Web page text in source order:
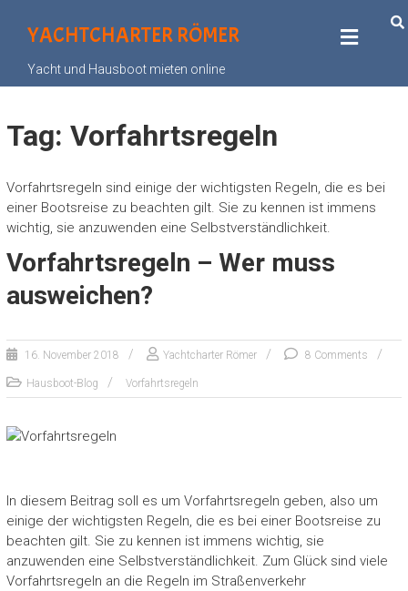
YACHTCHARTER RÖMER
Yacht und Hausboot mieten online
Tag: Vorfahrtsregeln
Vorfahrtsregeln sind einige der wichtigsten Regeln, die es bei
einer Bootsreise zu beachten gilt. Sie zu kennen ist immens
wichtig, sie anzuwenden eine Selbstverständlichkeit.
Vorfahrtsregeln – Wer muss
ausweichen?
16. November 2018 Yachtcharter Römer 8 Comments
Hausboot-Blog Vorfahrtsregeln
In diesem Beitrag soll es um Vorfahrtsregeln geben, also um
einige der wichtigsten Regeln, die es bei einer Bootsreise zu
beachten gilt. Sie zu kennen ist immens wichtig, sie
anzuwenden eine Selbstverständlichkeit. Zum Glück sind viele
Vorfahrtsregeln an die Regeln im Straßenverkehr